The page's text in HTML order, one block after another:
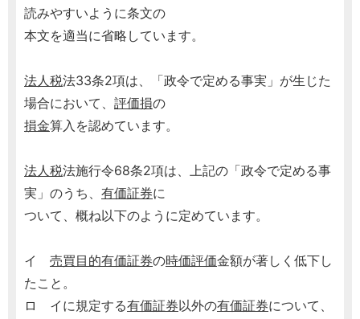
読みやすいように条文の
本文を適当に省略しています。
法人税法33条2項は、「政令で定める事実」が生じた
場合において、 評価損の
損金算入を認めています。
法人税法施行令68条2項は、上記の「政令で定める事
実」のうち、 有価証券に
ついて、概ね以下のように定めています。
イ 売買目的有価証券の時価評価金額が著しく低下し
たこと。
ロ イに規定する有価証券以外の有価証券について、